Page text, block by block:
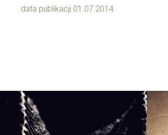
data publikacji 01.07.2014